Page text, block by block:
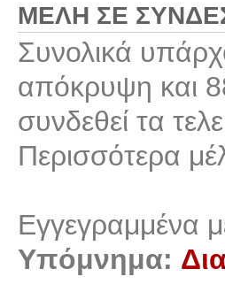
ΜΈΛΗ ΣΕ
Συνολικά
απόκρυψη και
συνδεθεί τα
Περισσότερα
Εγγεγραμμένα
Υπόμνημα: